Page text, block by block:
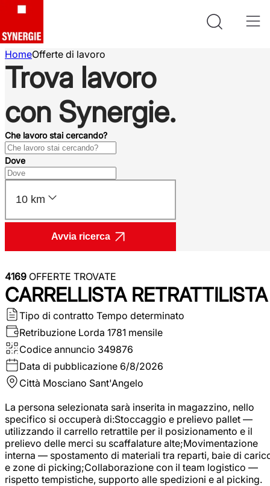
HomeOfferte di lavoro
Trova lavoro
con Synergie.
Che lavoro stai cercando?
Dove
10 km
Avvia ricerca
4169 OFFERTE TROVATE
CARRELLISTA RETRATTILISTA
Tipo di contratto Tempo determinato
Retribuzione Lorda 1781 mensile
Codice annuncio 349876
Data di pubblicazione 6/8/2026
Città Mosciano Sant'Angelo
La persona selezionata sarà inserita in magazzino, nello
specifico si occuperà di:Stoccaggio e prelievo pallet —
utilizzando il carrello retrattile per il posizionamento e il
prelievo delle merci su scaffalature alte;Movimentazione
interna — spostamento di materiali tra reparti, baie di
e zone di picking;Collaborazione con il team logistico —
rispetto tempistiche, supporto alle spedizioni e al picking.